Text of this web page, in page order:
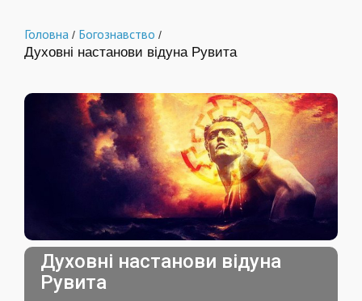
Головна / Богознавство /
Духовні настанови відуна Рувита
Духовні настанови відуна
Рувита